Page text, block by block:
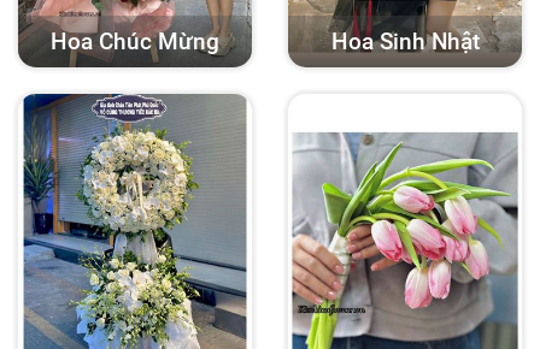
Hoa Chúc Mừng Hoa Sinh Nhật